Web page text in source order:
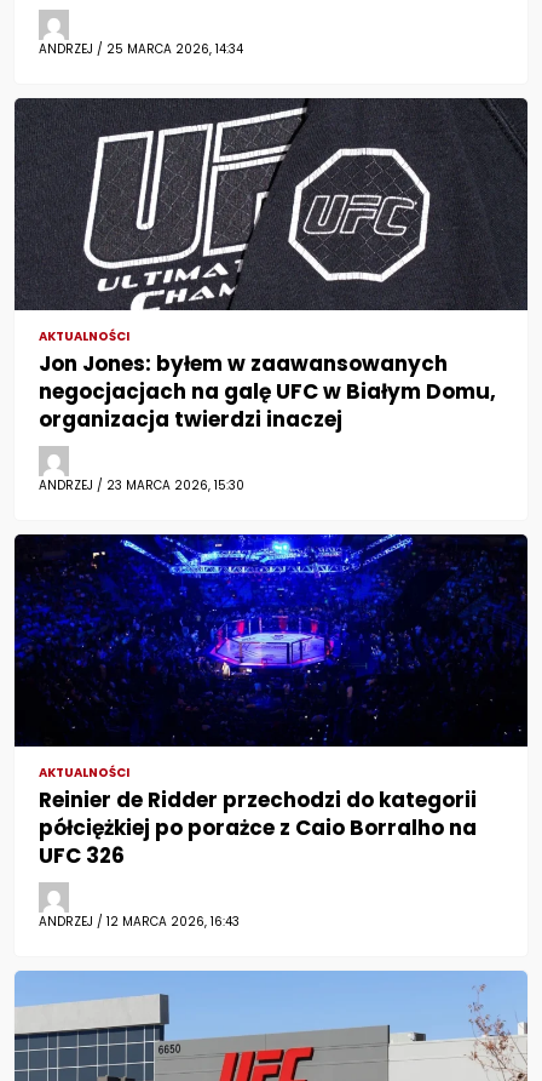
ANDRZEJ / 25 MARCA 2026, 14:34
AKTUALNOŚCI
Jon Jones: byłem w zaawansowanych
negocjacjach na galę UFC w Białym Domu,
organizacja twierdzi inaczej
ANDRZEJ / 23 MARCA 2026, 15:30
AKTUALNOŚCI
Reinier de Ridder przechodzi do kategorii
półciężkiej po porażce z Caio Borralho na
UFC 326
ANDRZEJ / 12 MARCA 2026, 16:43